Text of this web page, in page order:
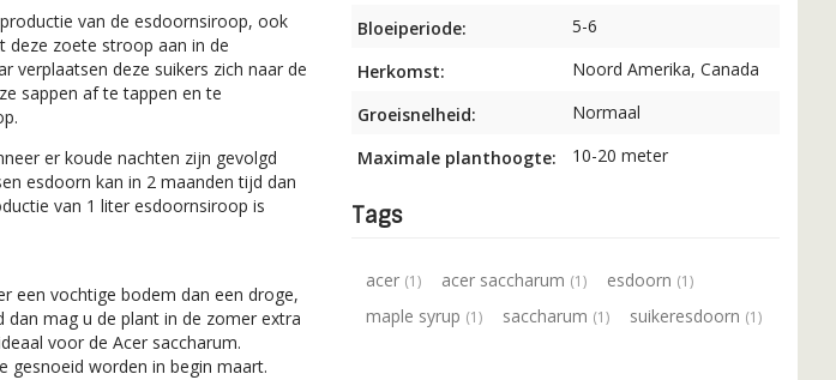
van de esdoornsiroop, ook
deze zoete stroop aan in de
verplaatsen deze suikers zich naar de
sappen af te tappen en te
er koude nachten zijn gevolgd
esdoorn kan in 2 maanden tijd dan
van 1 liter esdoornsiroop is
een vochtige bodem dan een droge,
mag u de plant in de zomer extra
voor de Acer saccharum.
gesnoeid worden in begin maart.
Bloeiperiode:
5-6
Herkomst:
Noord Amerika, Canada
Groeisnelheid:
Normaal
Maximale planthoogte:
10-20 meter
Tags
acer (1) acer saccharum (1) esdoorn (1)
maple syrup (1) saccharum (1) suikeresdoorn (1)